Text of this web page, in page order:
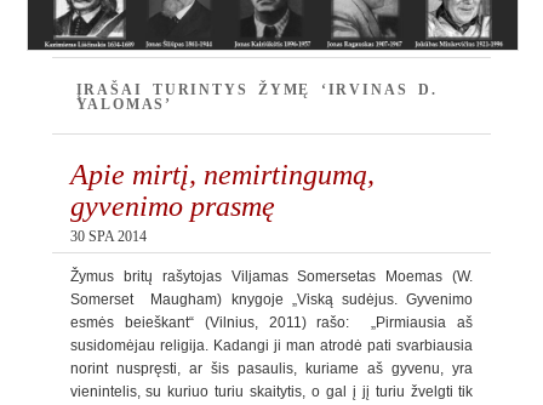
ĮRAŠAI TURINTYS ŽYMĘ ‘IRVINAS D.
YALOMAS’
Apie mirtį, nemirtingumą,
gyvenimo prasmę
30 SPA 2014
Žymus britų rašytojas Viljamas Somersetas Moemas (W.
Somerset Maugham) knygoje „Viską sudėjus. Gyvenimo
esmės beieškant“ (Vilnius, 2011) rašo: „Pirmiausia aš
susidomėjau religija. Kadangi ji man atrodė pati svarbiausia
norint nuspręsti, ar šis pasaulis, kuriame aš gyvenu, yra
vienintelis, su kuriuo turiu skaitytis, o gal į jį turiu žvelgti tik